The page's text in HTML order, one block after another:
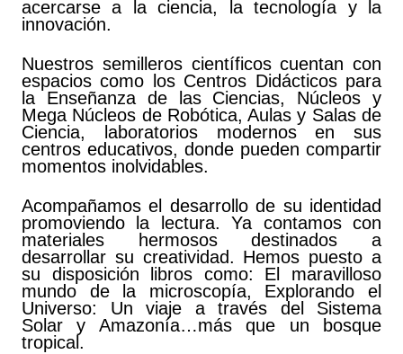
acercarse a la ciencia, la tecnología y la
innovación.
Nuestros semilleros científicos cuentan con
espacios como los Centros Didácticos para
la Enseñanza de las Ciencias, Núcleos y
Mega Núcleos de Robótica, Aulas y Salas de
Ciencia, laboratorios modernos en sus
centros educativos, donde pueden compartir
momentos inolvidables.
Acompañamos el desarrollo de su identidad
promoviendo la lectura. Ya contamos con
materiales hermosos destinados a
desarrollar su creatividad. Hemos puesto a
su disposición libros como: El maravilloso
mundo de la microscopía, Explorando el
Universo: Un viaje a través del Sistema
Solar y Amazonía…más que un bosque
tropical.